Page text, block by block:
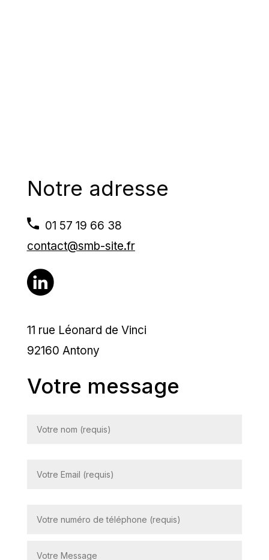
Notre adresse
01 57 19 66 38
contact@smb-site.fr
11 rue Léonard de Vinci
92160 Antony
Votre message